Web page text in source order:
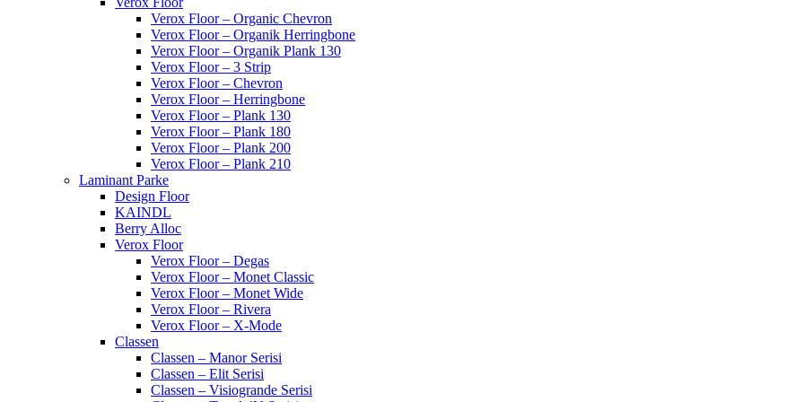
Verox Floor – Organic Chevron
Verox Floor – Organik Herringbone
Verox Floor – Organik Plank 130
Verox Floor – 3 Strip
Verox Floor – Chevron
Verox Floor – Herringbone
Verox Floor – Plank 130
Verox Floor – Plank 180
Verox Floor – Plank 200
Verox Floor – Plank 210
Laminant Parke
Design Floor
KAINDL
Berry Alloc
Verox Floor
Verox Floor – Degas
Verox Floor – Monet Classic
Verox Floor – Monet Wide
Verox Floor – Rivera
Verox Floor – X-Mode
Classen
Classen – Manor Serisi
Classen – Elit Serisi
Classen – Visiogrande Serisi